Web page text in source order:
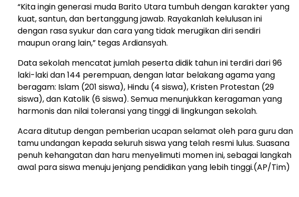
“Kita ingin generasi muda Barito Utara tumbuh dengan karakter yang
kuat, santun, dan bertanggung jawab. Rayakanlah kelulusan ini
dengan rasa syukur dan cara yang tidak merugikan diri sendiri
maupun orang lain,” tegas Ardiansyah.
Data sekolah mencatat jumlah peserta didik tahun ini terdiri dari 96
laki-laki dan 144 perempuan, dengan latar belakang agama yang
beragam: Islam (201 siswa), Hindu (4 siswa), Kristen Protestan (29
siswa), dan Katolik (6 siswa). Semua menunjukkan keragaman yang
harmonis dan nilai toleransi yang tinggi di lingkungan sekolah.
Acara ditutup dengan pemberian ucapan selamat oleh para guru dan
tamu undangan kepada seluruh siswa yang telah resmi lulus. Suasana
penuh kehangatan dan haru menyelimuti momen ini, sebagai langkah
awal para siswa menuju jenjang pendidikan yang lebih tinggi.(AP/Tim)